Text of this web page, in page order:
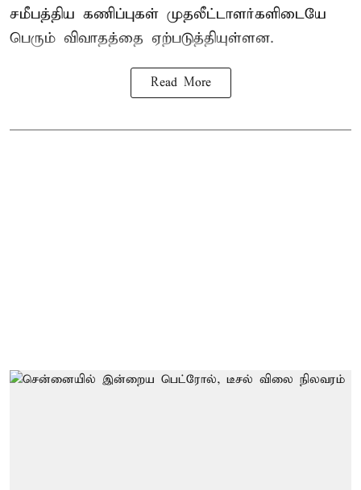
சமீபத்திய கணிப்புகள் முதலீட்டாளர்களிடையே
பெரும் விவாதத்தை ஏற்படுத்தியுள்ளன.
Read More